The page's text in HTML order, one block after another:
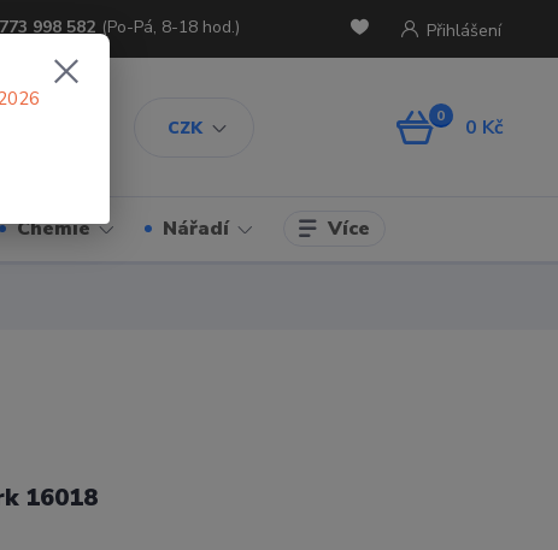
CZK
Přihlášení
998 582 (Po-Pá, 8-18 hod.)
0 0 Kč
Chemie Nářadí Více
16018